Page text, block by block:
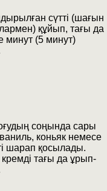
сүтті (шағын
құйып, тағы да
минут (5 минут)
соңында сары
коньяк немесе
шарап қосылады.
кремді тағы да ұрып-